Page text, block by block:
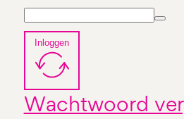
Inloggen
Wachtwoord